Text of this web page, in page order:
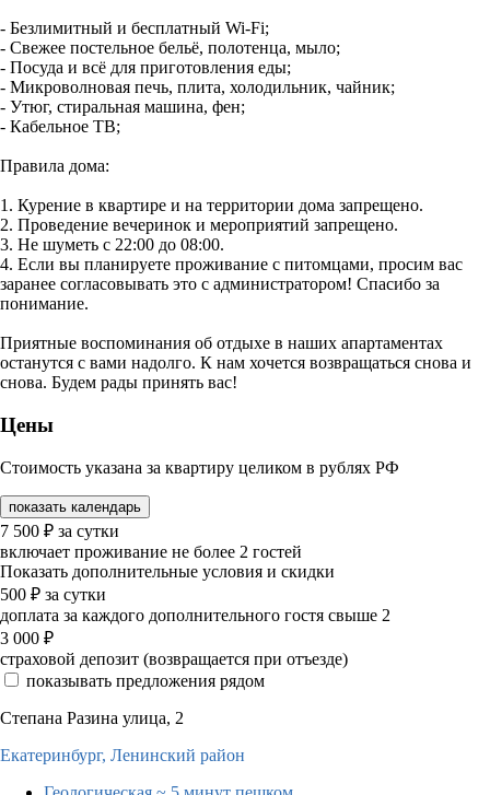
- Безлимитный и бесплатный Wi-Fi;
- Свежее постельное бельё, полотенца, мыло;
- Посуда и всё для приготовления еды;
- Микроволновая печь, плита, холодильник, чайник;
- Утюг, стиральная машина, фен;
- Кабельное ТВ;
Правила дома:
1. Курение в квартире и на территории дома запрещено.
2. Проведение вечеринок и мероприятий запрещено.
3. Не шуметь с 22:00 до 08:00.
4. Если вы планируете проживание с питомцами, просим вас
заранее согласовывать это с администратором! Спасибо за
понимание.
Приятные воспоминания об отдыхе в наших апартаментах
останутся с вами надолго. К нам хочется возвращаться снова и
снова. Будем рады принять вас!
Цены
Стоимость указана за квартиру целиком в рублях РФ
показать календарь
7 500 ₽ за сутки
включает проживание не более 2 гостей
Показать дополнительные условия и скидки
500 ₽ за сутки
доплата за каждого дополнительного гостя свыше 2
3 000 ₽
страховой депозит (возвращается при отъезде)
показывать предложения рядом
Степана Разина улица, 2
Екатеринбург, Ленинский район